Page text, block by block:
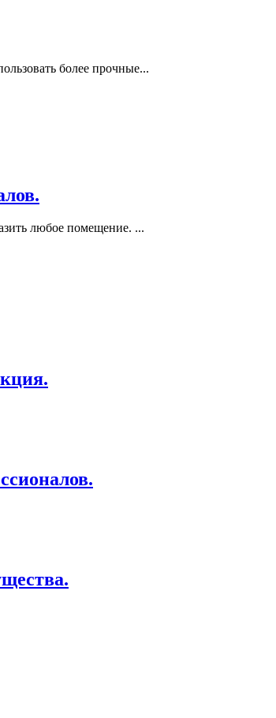
более прочные...
любое помещение. ...